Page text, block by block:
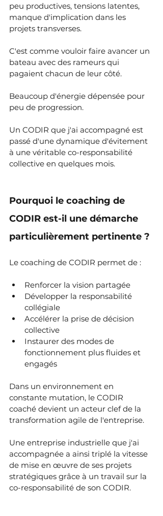
peu productives, tensions latentes,
manque d'implication dans les
projets transverses.
C'est comme vouloir faire avancer un
bateau avec des rameurs qui
pagaient chacun de leur côté.
Beaucoup d'énergie dépensée pour
peu de progression.
Un CODIR que j'ai accompagné est
passé d'une dynamique d'évitement
à une véritable co-responsabilité
collective en quelques mois.
Pourquoi le coaching de
CODIR est-il une démarche
particulièrement pertinente ?
Le coaching de CODIR permet de :
Renforcer la vision partagée
Développer la responsabilité
collégiale
Accélérer la prise de décision
collective
Instaurer des modes de
fonctionnement plus fluides et
engagés
Dans un environnement en
constante mutation, le CODIR
coaché devient un acteur clef de la
transformation agile de l'entreprise.
Une entreprise industrielle que j'ai
accompagnée a ainsi triplé la vitesse
de mise en œuvre de ses projets
stratégiques grâce à un travail sur la
co-responsabilité de son CODIR.